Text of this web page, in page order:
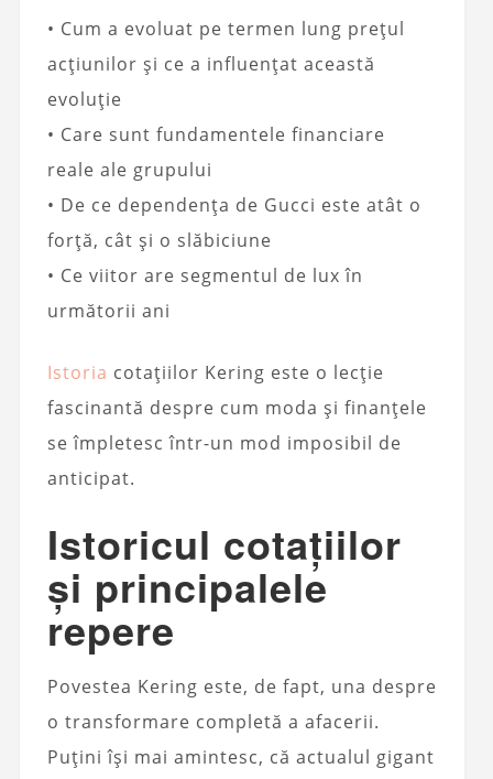
• Cum a evoluat pe termen lung prețul
acțiunilor și ce a influențat această
evoluție
• Care sunt fundamentele financiare
reale ale grupului
• De ce dependența de Gucci este atât o
forță, cât și o slăbiciune
• Ce viitor are segmentul de lux în
următorii ani
Istoria cotațiilor Kering este o lecție
fascinantă despre cum moda și finanțele
se împletesc într-un mod imposibil de
anticipat.
Istoricul cotațiilor
și principalele
repere
Povestea Kering este, de fapt, una despre
o transformare completă a afacerii.
Puțini își mai amintesc, că actualul gigant